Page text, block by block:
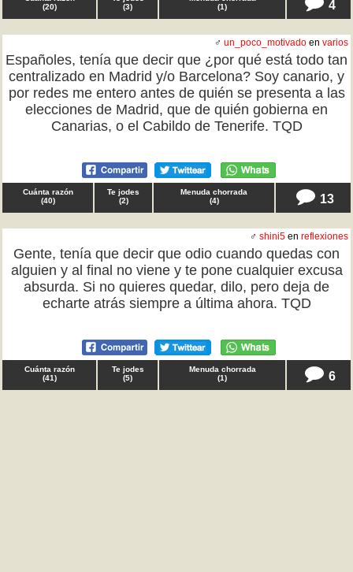
(20)
(3)
(1) 4
♂ un_poco_motivado en varios
Españoles, tenía que decir que ¿por qué está todo tan
centralizado en Madrid y/o Barcelona? Soy canario, y
por redes me entero antes de quién se presenta a las
elecciones de Madrid, que de quién gobierna en
Canarias, o el Cabildo de Tenerife. TQD
Cuánta razón
(40)
Te jodes
(2)
Menuda chorrada
(4) 13
♂ shini5 en reflexiones
Gente, tenía que decir que odio cuando quedas con
alguien y al final no viene y te pone cualquier excusa
absurda. Si no quieres quedar, dilo, pero deja de
echarte atrás siempre a última ahora. TQD
Cuánta razón
(41)
Te jodes
(5)
Menuda chorrada
(1) 6